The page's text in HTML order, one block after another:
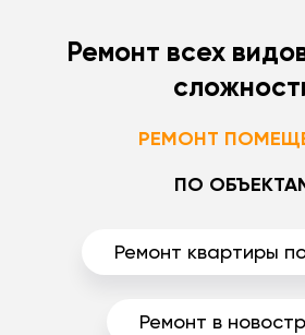
Ремонт всех
РЕМОНТ
ПО
Ремонт квартиры
Ремонт в